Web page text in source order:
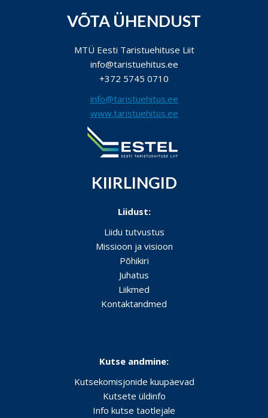
VÕTA ÜHENDUST
MTÜ Eesti Taristuehituse Liit
info@taristuehitus.ee
+372 5745 0710
info@taristuehitus.ee
www.taristuehitus.ee
KIIRLINGID
Liidust:
Liidu tutvustus
Missioon ja visioon
Põhikiri
Juhatus
Liikmed
Kontaktandmed
Kutse andmine:
Kutsekomisjonide kuupäevad
Kutsete üldinfo
Info kutse taotlejale